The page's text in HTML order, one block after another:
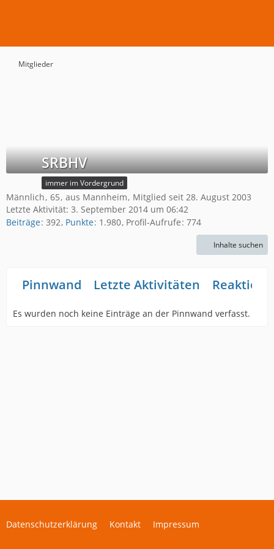
Mitglieder
SRBHV
immer im Vordergrund
Männlich 65 aus Mannheim Mitglied seit 28. August 2003
Letzte Aktivität: 3. September 2014 um 06:42
Beiträge 392 Punkte 1.980 Profil-Aufrufe 774
Inhalte suchen
Pinnwand Letzte Aktivitäten
Es wurden noch keine Einträge an der Pinnwand verfasst.
Datenschutzerklärung Kontakt Impressum